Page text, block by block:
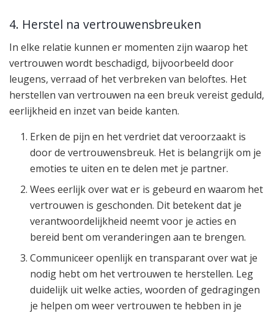
4. Herstel na vertrouwensbreuken
In elke relatie kunnen er momenten zijn waarop het
vertrouwen wordt beschadigd, bijvoorbeeld door
leugens, verraad of het verbreken van beloftes. Het
herstellen van vertrouwen na een breuk vereist geduld,
eerlijkheid en inzet van beide kanten.
Erken de pijn en het verdriet dat veroorzaakt is
door de vertrouwensbreuk. Het is belangrijk om je
emoties te uiten en te delen met je partner.
Wees eerlijk over wat er is gebeurd en waarom het
vertrouwen is geschonden. Dit betekent dat je
verantwoordelijkheid neemt voor je acties en
bereid bent om veranderingen aan te brengen.
Communiceer openlijk en transparant over wat je
nodig hebt om het vertrouwen te herstellen. Leg
duidelijk uit welke acties, woorden of gedragingen
je helpen om weer vertrouwen te hebben in je